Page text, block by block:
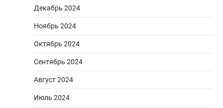
Декабрь 2024
Ноябрь 2024
Октябрь 2024
Сентябрь 2024
Август 2024
Июль 2024